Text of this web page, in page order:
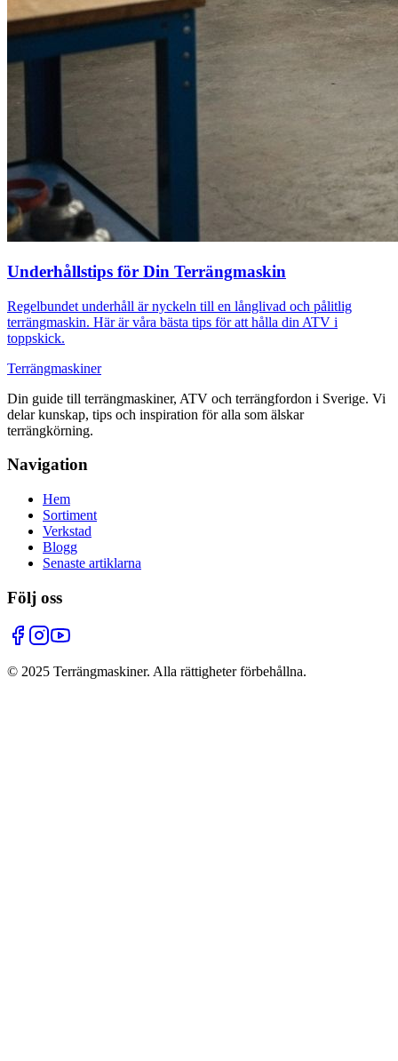
Underhållstips för Din Terrängmaskin
Regelbundet underhåll är nyckeln till en långlivad och pålitlig
terrängmaskin. Här är våra bästa tips för att hålla din ATV i
toppskick.
Terrängmaskiner
Din guide till terrängmaskiner, ATV och terrängfordon i Sverige. Vi
delar kunskap, tips och inspiration för alla som älskar
terrängkörning.
Navigation
Hem
Sortiment
Verkstad
Blogg
Senaste artiklarna
Följ oss
© 2025 Terrängmaskiner. Alla rättigheter förbehållna.